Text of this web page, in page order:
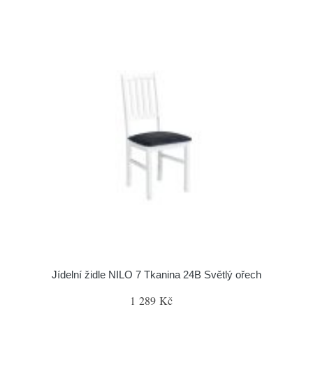
Jídelní židle NILO 7 Tkanina 24B Světlý ořech
1 289 Kč